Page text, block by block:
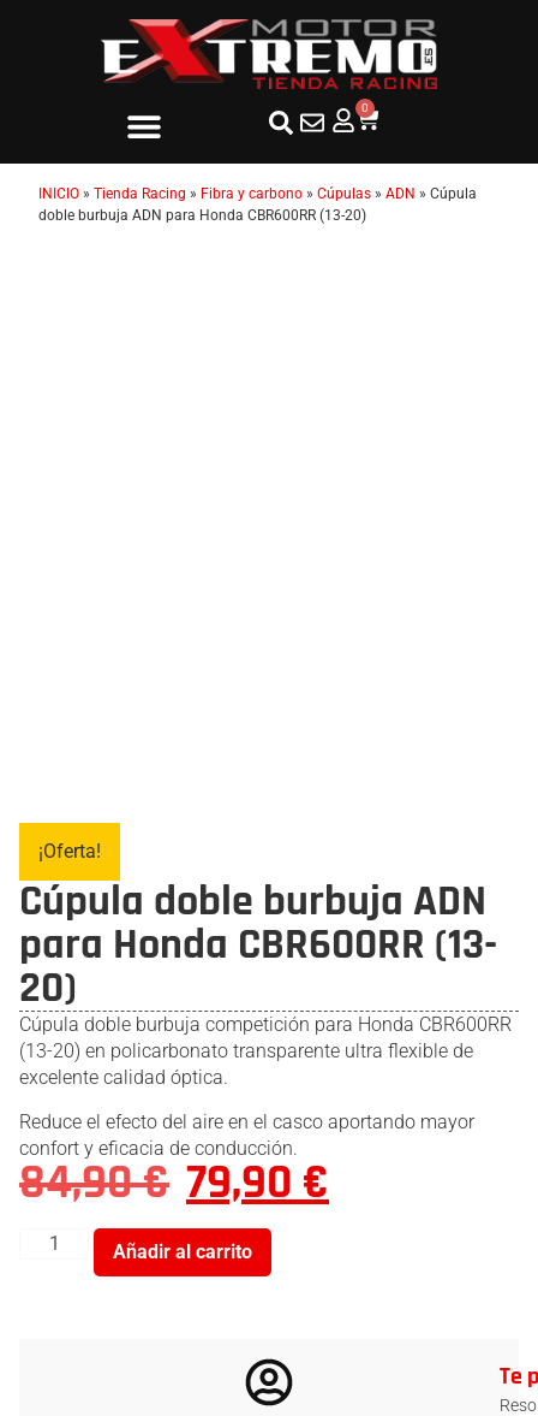
0
INICIO » Tienda Racing » Fibra y carbono » Cúpulas » ADN » Cúpula
doble burbuja ADN para Honda CBR600RR (13-20)
¡Oferta!
Cúpula doble burbuja ADN
para Honda CBR600RR (13-
20)
Cúpula doble burbuja competición para Honda CBR600RR
(13-20) en policarbonato transparente ultra flexible de
excelente calidad óptica.
Reduce el efecto del aire en el casco aportando mayor
confort y eficacia de conducción.
84,90€ 79,90€
Añadir al carrito
Te